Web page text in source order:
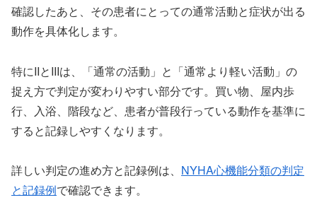
確認したあと、その患者にとっての通常活動と症状が出る
動作を具体化します。
特にIIとIIIは、「通常の活動」と「通常より軽い活動」の
捉え方で判定が変わりやすい部分です。買い物、屋内歩
行、入浴、階段など、患者が普段行っている動作を基準に
すると記録しやすくなります。
詳しい判定の進め方と記録例は、 NYHA心機能分類の判定
と記録例で確認できます。